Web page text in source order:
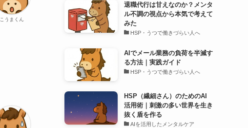
こうまくん
退職代行は甘えなのか？メンタ
ル不調の視点から本気で考えて
みた
HSP・うつで働きづらい人へ
AIでメール業務の負荷を半減す
る方法｜実践ガイド
HSP・うつで働きづらい人へ
HSP（繊細さん）のためのAI
活用術｜刺激の多い世界を生き
抜く盾を作る
AIを活用したメンタルケア